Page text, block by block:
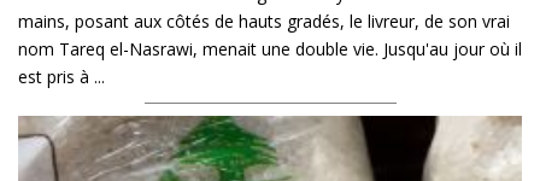
mains, posant aux côtés de hauts gradés, le livreur, de son vrai
nom Tareq el-Nasrawi, menait une double vie. Jusqu'au jour où il
est pris à ...